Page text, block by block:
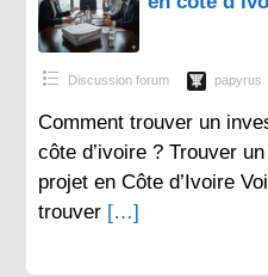
Discussion forum papyrus
Comment trouver un
côte d’ivoire ? Trouver
projet en Côte d’Ivoire
trouver […]